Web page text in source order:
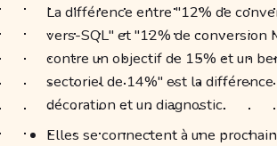
La différence entre "12% de
vers-SQL" et "12% de conversion
contre un objectif de 15% et un
sectoriel de 14%" est la différence
décoration et un diagnostic.
Elles se connectent à une